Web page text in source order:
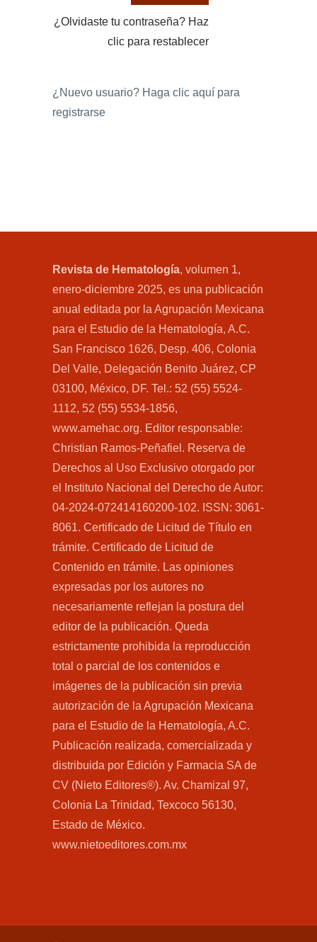
¿Olvidaste tu contraseña? Haz
clic para restablecer
¿Nuevo usuario? Haga clic aquí para
registrarse
Revista de Hematología, volumen 1,
enero-diciembre 2025, es una publicación
anual editada por la Agrupación Mexicana
para el Estudio de la Hematología, A.C.
San Francisco 1626, Desp. 406, Colonia
Del Valle, Delegación Benito Juárez, CP
03100, México, DF. Tel.: 52 (55) 5524-
1112, 52 (55) 5534-1856,
www.amehac.org. Editor responsable:
Christian Ramos-Peñafiel. Reserva de
Derechos al Uso Exclusivo otorgado por
el Instituto Nacional del Derecho de Autor:
04-2024-072414160200-102. ISSN: 3061-
8061. Certificado de Licitud de Título en
trámite. Certificado de Licitud de
Contenido en trámite. Las opiniones
expresadas por los autores no
necesariamente reflejan la postura del
editor de la publicación. Queda
estrictamente prohibida la reproducción
total o parcial de los contenidos e
imágenes de la publicación sin previa
autorización de la Agrupación Mexicana
para el Estudio de la Hematología, A.C.
Publicación realizada, comercializada y
distribuida por Edición y Farmacia SA de
CV (Nieto Editores®). Av. Chamizal 97,
Colonia La Trinidad, Texcoco 56130,
Estado de México.
www.nietoeditores.com.mx